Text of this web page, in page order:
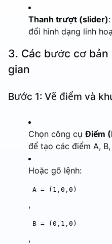
Thanh trượt (slider)
đổi hình dạng linh
3. Các bước cơ
gian
Bước 1: Vẽ điểm và
Chọn công cụ Điểm
để tạo các điểm A, B,
Hoặc gõ lệnh:
A = (1,0,0)
,
B = (0,1,0)
,